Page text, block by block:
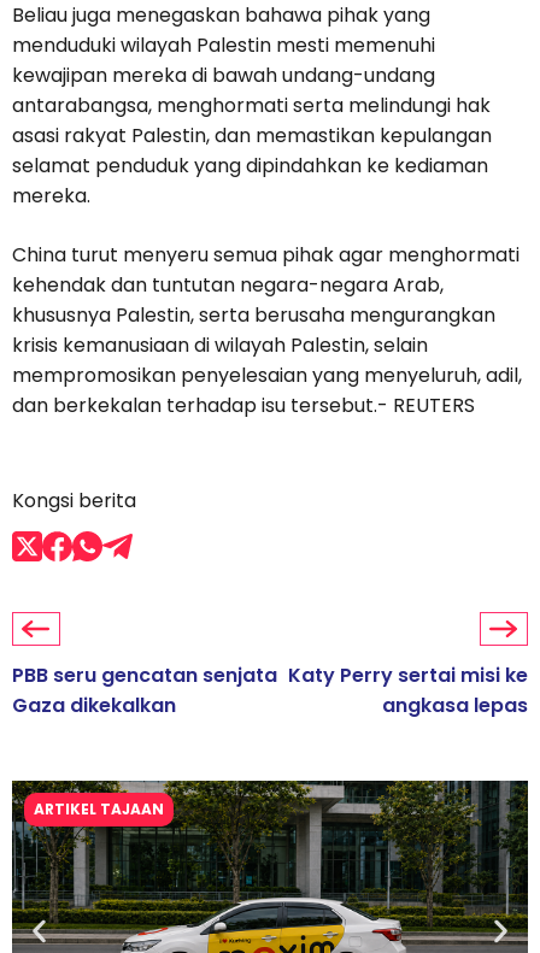
Beliau juga menegaskan bahawa pihak yang
menduduki wilayah Palestin mesti memenuhi
kewajipan mereka di bawah undang-undang
antarabangsa, menghormati serta melindungi hak
asasi rakyat Palestin, dan memastikan kepulangan
selamat penduduk yang dipindahkan ke kediaman
mereka.
China turut menyeru semua pihak agar menghormati
kehendak dan tuntutan negara-negara Arab,
khususnya Palestin, serta berusaha mengurangkan
krisis kemanusiaan di wilayah Palestin, selain
mempromosikan penyelesaian yang menyeluruh, adil,
dan berkekalan terhadap isu tersebut.- REUTERS
Kongsi berita
PBB seru gencatan senjata
Gaza dikekalkan
Katy Perry sertai misi ke
angkasa lepas
ARTIKEL TAJAAN